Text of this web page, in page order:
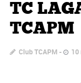
TC
TCAPM
Club TCAPM 10